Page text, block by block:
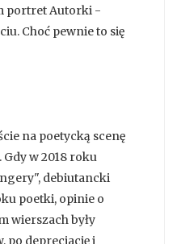
portret Autorki -
Choć pewnie to się
na poetycką scenę
w 2018 roku
debiutancki
poetki, opinie o
wierszach były
po deprecjację i